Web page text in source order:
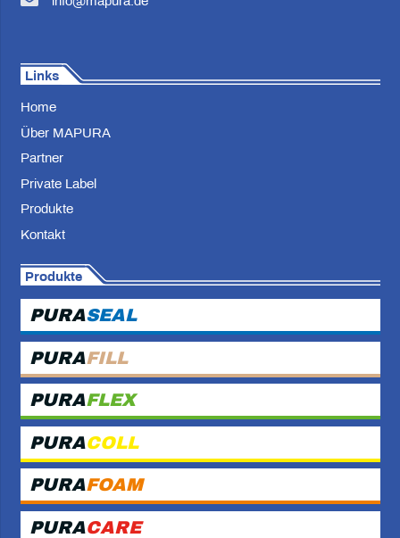
Links
Home
Über MAPURA
Partner
Private Label
Produkte
Kontakt
Produkte
PURASEAL
PURAFILL
PURAFLEX
PURACOLL
PURAFOAM
PURACARE